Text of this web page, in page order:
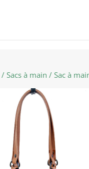
/Sacs à main / Sac à